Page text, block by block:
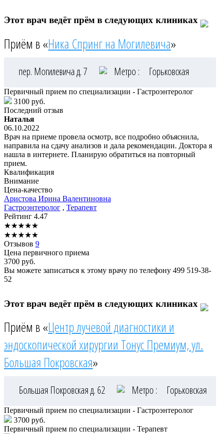
Этот врач ведёт прём в следующих клиниках
Приём в «Ника Спринг на Могилевича»
пер. Могилевича д. 7 Метро : Горьковская
Первичный прием по специализации - Гастроэнтеролог
3100 руб.
Последний отзыв
Наталья
06.10.2022
Врач на приеме провела осмотр, все подробно объяснила,
направила на сдачу анализов и дала рекомендации. Доктора я
нашла в интернете. Планирую обратиться на повторный
прием.
Квалификация
Внимание
Цена-качество
Аристова Ирина Валентиновна
Гастроэнтеролог , Терапевт
Рейтинг 4.47
★★★★★
★★★★★
Отзывов 9
Цена первичного приема
3700 руб.
Вы можете записаться к этому врачу по телефону 499 519-38-
52
Этот врач ведёт прём в следующих клиниках
Приём в «Центр лучевой диагностики и
эндоскопической хирургии Тонус Премиум, ул.
Большая Покровская»
Большая Покровская д. 62 Метро : Горьковская
Первичный прием по специализации - Гастроэнтеролог
3700 руб.
Первичный прием по специализации - Терапевт